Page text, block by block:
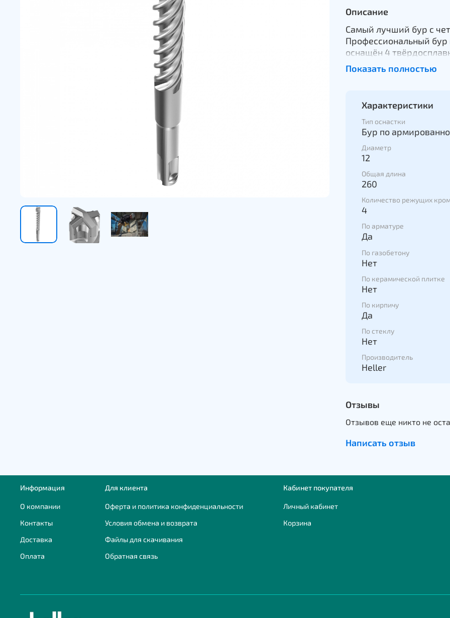
Описание
Самый лучший бур с
Профессиональный бур
оснащён 4
позволяют быстро и
Прочные режущие
Инструмент с
и армирования
стойкости
Со встроенной
высокой
сверления
Быстрый процесс
Оптимальная
транспортировки
пыли, даже в
компьютера,
Простое
Показать полностью
Характеристики
Тип оснастки
Бур по
Диаметр
12
Общая длина
260
Количество режущих
4
По арматуре
Да
По газобетону
Нет
По керамической плитке
Нет
По кирпичу
Да
По стеклу
Нет
Производитель
Heller
Отзывы
Отзывов еще никто не
Написать отзыв
Информация
О компании
Контакты
Доставка
Оплата
Для клиента
Оферта и политика конфиденциальности
Условия обмена и возврата
Файлы для скачивания
Обратная связь
Кабинет покупателя
Личный кабинет
Корзина